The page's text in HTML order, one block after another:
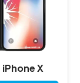
iPhone X